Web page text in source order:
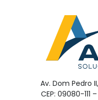
Av. Dom Pedro
CEP: 09080-111